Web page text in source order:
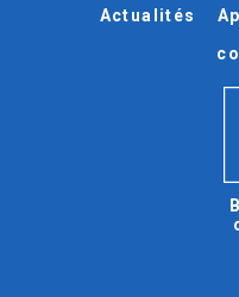
Actualités